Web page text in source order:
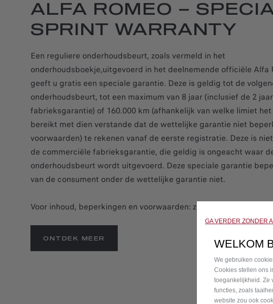
ALFA ROMEO –
SPRINT WARRANTY
Een reguliere onderhoudsbeurt, zoals vermeld in het
onderhoudsboekje,uitgevoerd in het deelnemende officiële Alfa
geeft u gratis een speciale garantie. Deze is geldig tot de
onderhoudsbeurt, tot een maximum van 8 jaar (inclusief de 2
fabrieksgarantie) of 160.000 km (afhankelijk van welke limiet
bereikt met dien verstande dat de wettelijke garantie niet
voorwaarden) te rekenen vanaf de eerste registratie. Deze is
de commerciële fabrieksgarantie, die geldig is ongeacht waar
onderhoudsbeurt wordt uitgevoerd. Deze speciale garantie
van de consument onder de wettelijke garantie niet.
Voor inhoud, beperkingen en voorwaarden: zie algemene
ONTDEK MEER
GA VERDER ZONDER
WELKOM
We gebruiken
Cookies stellen ons
toegankelijkheid. Ze
functies, zoals
website zou ook